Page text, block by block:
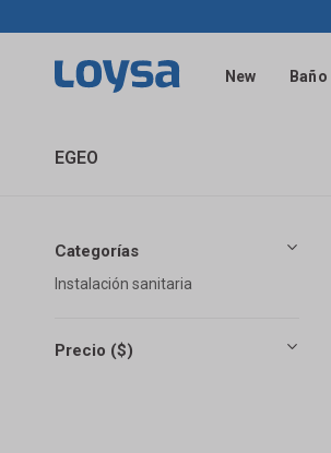
New Baño
EGEO
Categorías
Instalación sanitaria
Precio ($)